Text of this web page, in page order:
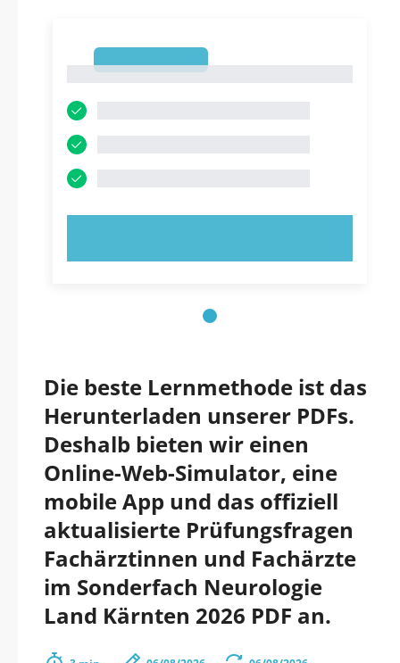
Die beste Lernmethode ist das
Herunterladen unserer PDFs.
Deshalb bieten wir einen
Online-Web-Simulator, eine
mobile App und das offiziell
aktualisierte Prüfungsfragen
Fachärztinnen und Fachärzte
im Sonderfach Neurologie
Land Kärnten 2026 PDF an.